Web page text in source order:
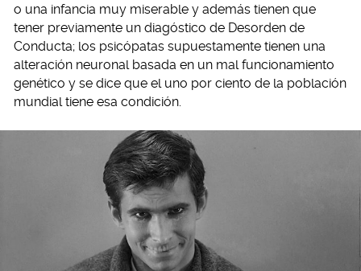
o una infancia muy miserable y además tienen que
tener previamente un diagóstico de Desorden de
Conducta; los psicópatas supuestamente tienen una
alteración neuronal basada en un mal funcionamiento
genético y se dice que el uno por ciento de la población
mundial tiene esa condición.